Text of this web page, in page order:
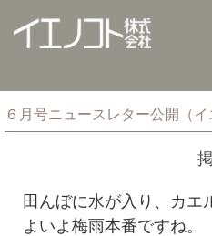
６月号ニュースレター公開（イ
田んぼに水が入り、カエ
よいよ梅雨本番ですね。